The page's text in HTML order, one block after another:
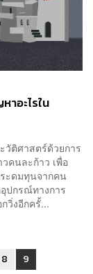
าอะไรใน
ติศาสตร์ด้วยการ
วคนละก้าว เพื่อ
ะดมทุนจากคน
ปกรณ์ทางการ
งอีกครั้...
8 9